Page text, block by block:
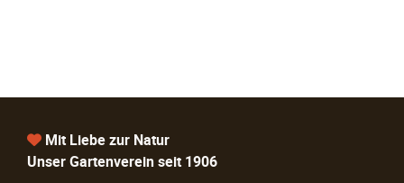
Mit Liebe zur Natur
Unser Gartenverein seit 1906